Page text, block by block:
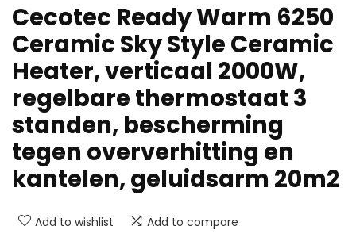
Cecotec Ready Warm 6250
Ceramic Sky Style Ceramic
Heater, verticaal 2000W,
regelbare thermostaat 3
standen, bescherming
tegen oververhitting en
kantelen, geluidsarm 20m2
Add to wishlist Add to compare